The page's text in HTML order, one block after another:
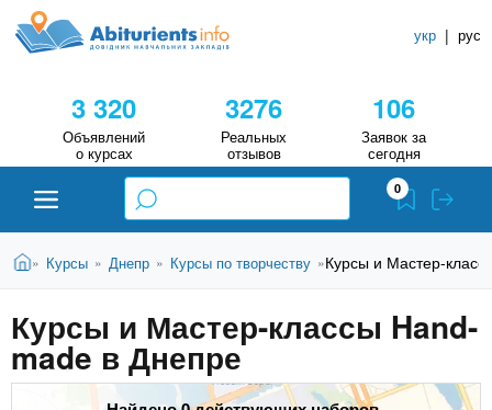
к
A
i
t
u
r
п
о
н
и
У
ч
е
3 320
Объявлений
о курсах
3276
Реальных
отзывов
106
Заявок за
сегодня
укр | рус
Абитуриенту
Вузы
Колледжи
0
В
д
е
с
Главная
» Курсы » Днепр » Курсы по творчеству »Курсы и Мастер-
Курсы и Мастер-классы Hand-
made в Днепре